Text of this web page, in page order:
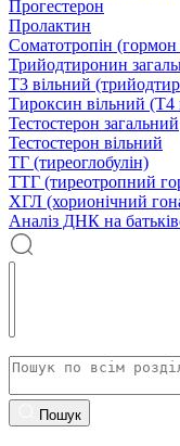
Прогестерон
Пролактин
Соматотропін (гормон
Трийодтиронин
Т3 вільний
Тироксин вільний (Т4
Тестостерон загальний
Тестостерон вільний
ТГ (тиреоглобулін)
ТТГ (тиреотропний
ХГЛ (хорионічний
Аналіз ДНК на
Пошук